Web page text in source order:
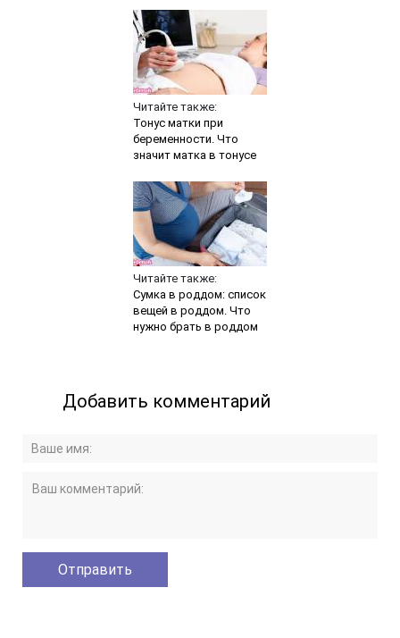
Читайте также:
Тонус матки при
беременности. Что
значит матка в тонусе
Читайте также:
Сумка в роддом: список
вещей в роддом. Что
нужно брать в роддом
Добавить комментарий